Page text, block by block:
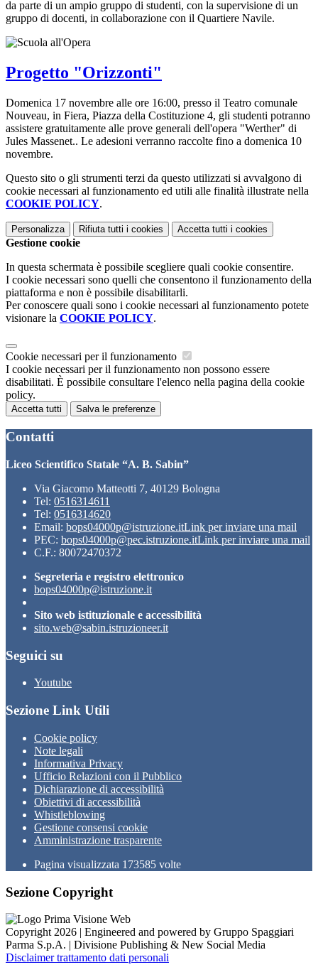
da parte di un ampio gruppo di studenti, con la supervisione di un
gruppo di docenti, in collaborazione con il Quartiere Navile.
Progetto "Orizzonti"
Domenica 17 novembre alle ore 16:00, presso il Teatro comunale
Nouveau, in Fiera, Piazza della Costituzione 4, gli studenti potranno
assistere gratuitamente alle prove generali dell'opera "Werther" di
Jules Massenet.. Le adesioni verranno raccolte fino a domenica 10
novembre.
Questo sito o gli strumenti terzi da questo utilizzati si avvalgono di
cookie necessari al funzionamento ed utili alle finalità illustrate nella
COOKIE POLICY.
Personalizza Rifiuta tutti i cookies Accetta tutti i cookies
Gestione cookie
In questa schermata è possibile scegliere quali cookie consentire.
I cookie necessari sono quelli che consentono il funzionamento della
piattaforma e non è possibile disabilitarli.
Per conoscere quali sono i cookie necessari al funzionamento potete
visionare la COOKIE POLICY.
Cookie necessari per il funzionamento
I cookie necessari per il funzionamento non possono essere
disabilitati. È possibile consultare l'elenco nella pagina della cookie
policy.
Accetta tutti Salva le preferenze
Contatti
Liceo Scientifico Statale “A. B. Sabin”
Via Giacomo Matteotti 7, 40129 Bologna
Tel: 0516314611
Tel: 0516314620
Email: bops04000p@istruzione.itLink per inviare una mail
PEC: bops04000p@pec.istruzione.itLink per inviare una mail
C.F.: 80072470372
Segreteria e registro elettronico
bops04000p@istruzione.it
Sito web istituzionale e accessibilità
sito.web@sabin.istruzioneer.it
Seguici su
Youtube
Sezione Link Utili
Cookie policy
Note legali
Informativa Privacy
Ufficio Relazioni con il Pubblico
Dichiarazione di accessibilità
Obiettivi di accessibilità
Whistleblowing
Gestione consensi cookie
Amministrazione trasparente
Pagina visualizzata 173585 volte
Sezione Copyright
Copyright 2026 | Engineered and powered by Gruppo Spaggiari
Parma S.p.A. | Divisione Publishing & New Social Media
Disclaimer trattamento dati personali